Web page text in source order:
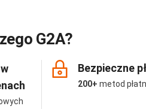
G2A?
Bezpieczne
200+ metod